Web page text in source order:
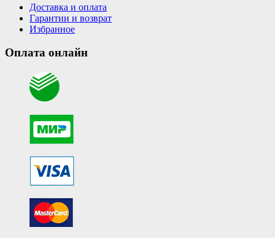
Доставка и оплата
Гарантии и возврат
Избранное
Оплата онлайн